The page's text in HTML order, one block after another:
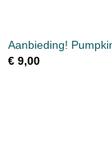
Aanbieding!
€ 9,00